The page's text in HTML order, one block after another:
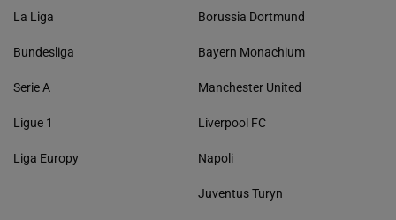
La Liga
Bundesliga
Serie A
Ligue 1
Liga Europy
Borussia Dortmund
Bayern Monachium
Manchester United
Liverpool FC
Napoli
Juventus Turyn